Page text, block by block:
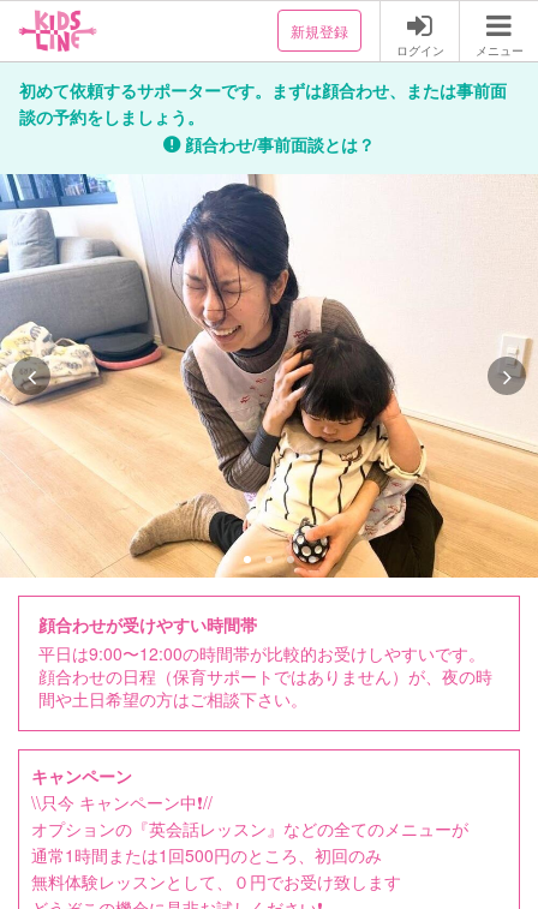
新規登録
ログイン メニュー
初めて依頼するサポーターです。まずは顔合わせ、または事前面
談の予約をしましょう。
顔合わせ/事前面談とは？
顔合わせが受けやすい時間帯
平日は9:00〜12:00の時間帯が比較的お受けしやすいです。
顔合わせの日程（保育サポートではありません）が、夜の時
間や土日希望の方はご相談下さい。
キャンペーン
\\只今 キャンペーン中❗️//
オプションの『英会話レッスン』などの全てのメニューが
通常1時間または1回500円のところ、初回のみ
無料体験レッスンとして、０円でお受け致します